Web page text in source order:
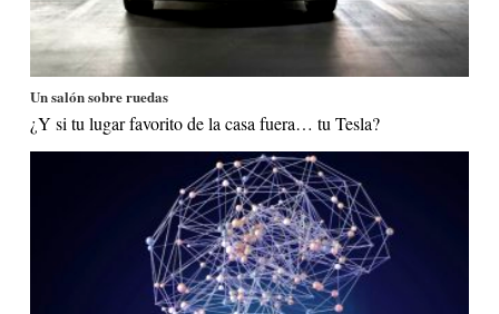
Un salón sobre ruedas
¿Y si tu lugar favorito de la casa fuera… tu Tesla?